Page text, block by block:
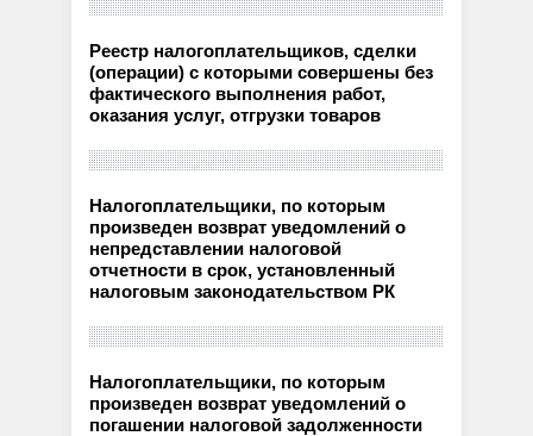
Реестр налогоплательщиков, сделки
(операции) с которыми совершены без
фактического выполнения работ,
оказания услуг, отгрузки товаров
Налогоплательщики, по которым
произведен возврат уведомлений о
непредставлении налоговой
отчетности в срок, установленный
налоговым законодательством РК
Налогоплательщики, по которым
произведен возврат уведомлений о
погашении налоговой задолженности